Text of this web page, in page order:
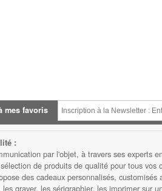
mes favoris
:
par l'objet, à travers ses experts
de produits de qualité pour tous
des cadeaux personnalisés,
graver, les sérigraphier, les imprimer sur